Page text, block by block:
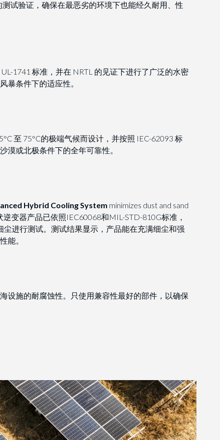
试验证，确保在最恶劣的环境下也能经久耐用、性
1741 标准，并在 NRTL 的见证下进行了广泛的水密
暴条件下的适应性。
至 75°C的极端气候而设计，并按照 IEC-62093 标
漠或北极条件下的全年可靠性。
Hybrid Cooling System minimizes dust and sand
逆变器产品已依照IEC60068和MIL-STD-810G标准，
进行测试。测试结果显示，产品能在充满细尘和强
能。
设施的耐腐蚀性。只使用兼容性最好的部件，以确保